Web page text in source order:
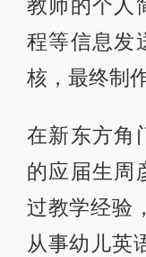
教师的个人
程等信息发
核，最终制
在新东方角
的应届生周
过教学经验
从事幼儿英